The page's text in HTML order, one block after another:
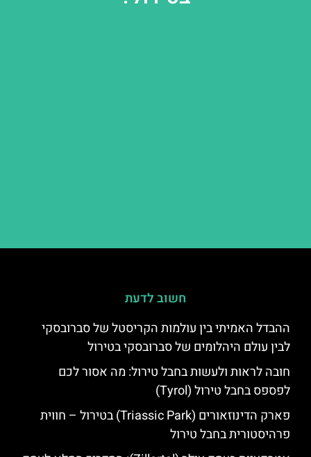
חשוב לדעת
ההבדל האמיתי בין עולמות הקריסטל של סברובסקי
לבין עולם היהלומים של סברובסקי בטירול
חובה לראות ולעשות בחבל טירול: מה אסור לכם
לפספס בחבל טירול (Tyrol)
פארק הדינוזאורים (Triassic Park) בטירול – חווית
פרהיסטורית בחבל טירול